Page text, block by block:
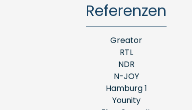
Referenzen
Greator
RTL
NDR
N-JOY
Hamburg 1
Younity